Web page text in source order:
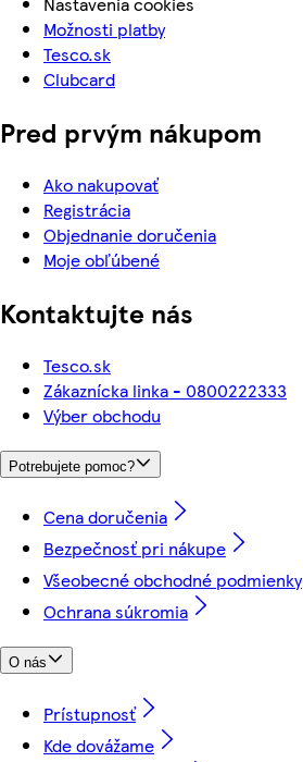
Možnosti platby
Tesco.sk
Clubcard
Pred prvým nákupom
Ako nakupovať
Registrácia
Objednanie doručenia
Moje obľúbené
Kontaktujte nás
Tesco.sk
Zákaznícka linka - 0800222333
Výber obchodu
Potrebujete pomoc?
Cena doručenia
Bezpečnosť pri nákupe
Všeobecné obchodné podmienky
Ochrana súkromia
O nás
Prístupnosť
Kde dovážame